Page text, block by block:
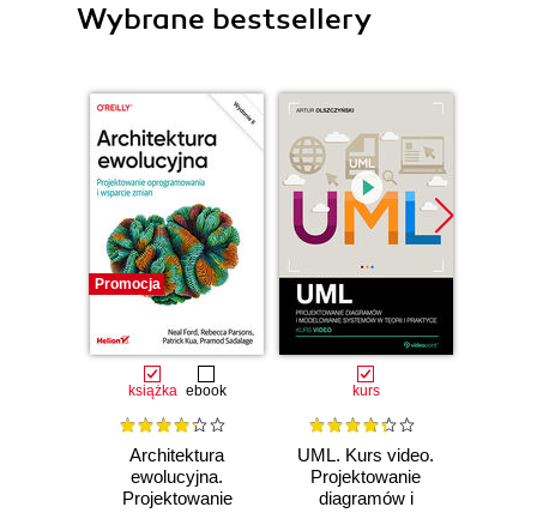
Wybrane bestsellery
Promocja
książka ebook
Architektura
ewolucyjna.
Projektowanie
kurs
UML. Kurs video.
Projektowanie
diagramów i